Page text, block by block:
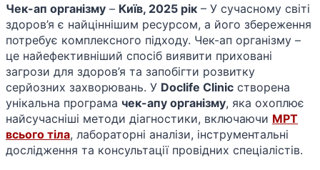
Чек-ап організму – Київ, 2025 рік – У сучасному світі
здоров’я є найціннішим ресурсом, а його збереження
потребує комплексного підходу. Чек-ап організму –
це найефективніший спосіб виявити приховані
загрози для здоров’я та запобігти розвитку
серйозних захворювань. У Doclife Clinic створена
унікальна програма чек-апу організму, яка охоплює
найсучасніші методи діагностики, включаючи МРТ
всього тіла, лабораторні аналізи, інструментальні
дослідження та консультації провідних спеціалістів.